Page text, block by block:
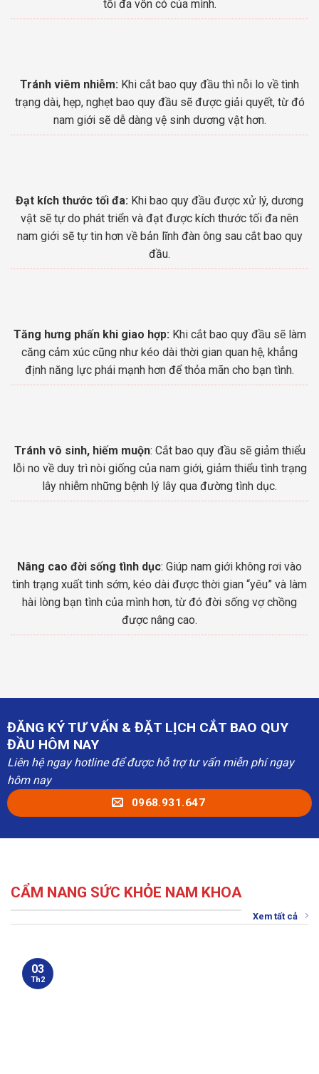
tối đa vốn có của mình.
Tránh viêm nhiễm: Khi cắt bao quy đầu thì nỗi lo về tình
trạng dài, hẹp, nghẹt bao quy đầu sẽ được giải quyết, từ đó
nam giới sẽ dễ dàng vệ sinh dương vật hơn.
Đạt kích thước tối đa: Khi bao quy đầu được xử lý, dương
vật sẽ tự do phát triển và đạt được kích thước tối đa nên
nam giới sẽ tự tin hơn về bản lĩnh đàn ông sau cắt bao quy
đầu.
Tăng hưng phấn khi giao hợp: Khi cắt bao quy đầu sẽ làm
căng cảm xúc cũng như kéo dài thời gian quan hệ, khẳng
định năng lực phái mạnh hơn để thỏa mãn cho bạn tình.
Tránh vô sinh, hiếm muộn: Cắt bao quy đầu sẽ giảm thiểu
lỗi no về duy trì nòi giống của nam giới, giảm thiểu tình trạng
lây nhiễm những bệnh lý lây qua đường tình dục.
Nâng cao đời sống tình dục: Giúp nam giới không rơi vào
tình trạng xuất tinh sớm, kéo dài được thời gian “yêu” và làm
hài lòng bạn tình của mình hơn, từ đó đời sống vợ chồng
được nâng cao.
ĐĂNG KÝ TƯ VẤN & ĐẶT LỊCH CẮT BAO QUY
ĐẦU HÔM NAY
Liên hệ ngay hotline để được hỗ trợ tư vấn miễn phí ngay
hôm nay
0968.931.647
CẨM NANG SỨC KHỎE NAM KHOA
Xem tất cả
03
Th2